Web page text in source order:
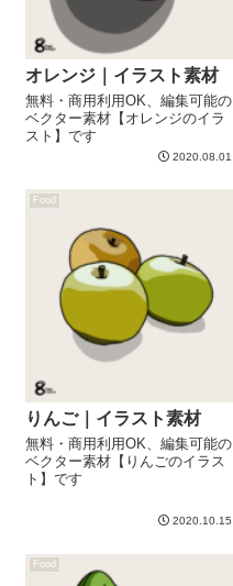
オレンジ｜イラスト素材
無料・商用利用OK、編集可能の
ベクター素材【オレンジのイラ
スト】です
2020.08.01
Food
りんご｜イラスト素材
無料・商用利用OK、編集可能の
ベクター素材【りんごのイラス
ト】です
2020.10.15
Food